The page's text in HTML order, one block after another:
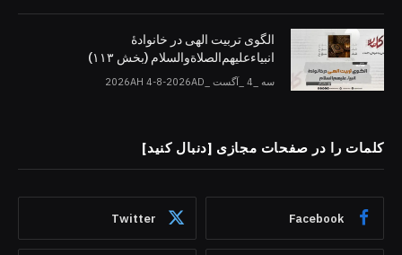
الگوی تربیت الهی در خانوادۀ
انبیاءعلیهم‌الصلاةو‌السلام (بخش ۱۱۳)
سه _4 _آگست _2026AH 4-8-2026AD
کلمات را در صفحات مجازی [دنبال کنید]
Facebook
Twitter